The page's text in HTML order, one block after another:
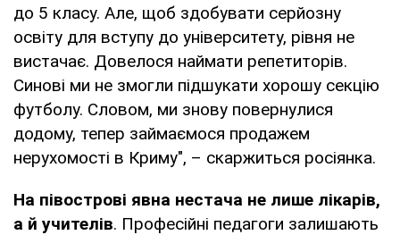
до 5 класу. Але, щоб здобувати серйозну
освіту для вступу до університету, рівня не
вистачає. Довелося наймати репетиторів.
Синові ми не змогли підшукати хорошу секцію
футболу. Словом, ми знову повернулися
додому, тепер займаємося продажем
нерухомості в Криму", – скаржиться росіянка.
На півострові явна нестача не лише лікарів,
а й учителів. Професійні педагоги залишають